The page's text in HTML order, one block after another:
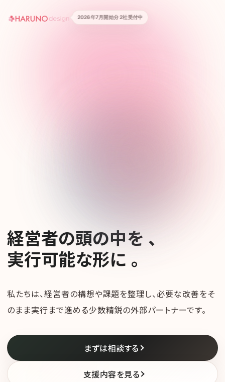
2026年7月開始分 2社受付中
経営者の頭の中を 、
実行可能な形に 。
私たちは、経営者の構想や課題を整理し、必要な改善をそ
のまま実行まで進める少数精鋭の外部パートナーです。
まずは相談する
支援内容を見る